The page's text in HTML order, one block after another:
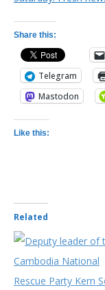
Share this:
Telegram
Mastodon
Like this:
Related